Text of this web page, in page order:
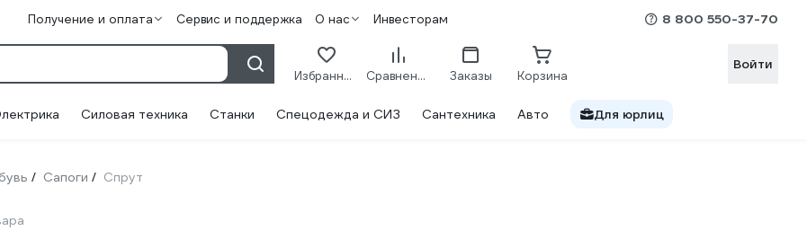
Получение и оплата Сервис и поддержка О нас Инвесторам 8 800 550-37-70
Избранное Сравнение Заказы Корзина
Войти
Силовая техника Станки Спецодежда и СИЗ Сантехника Авто Для юрлиц
/ Сапоги / Спрут